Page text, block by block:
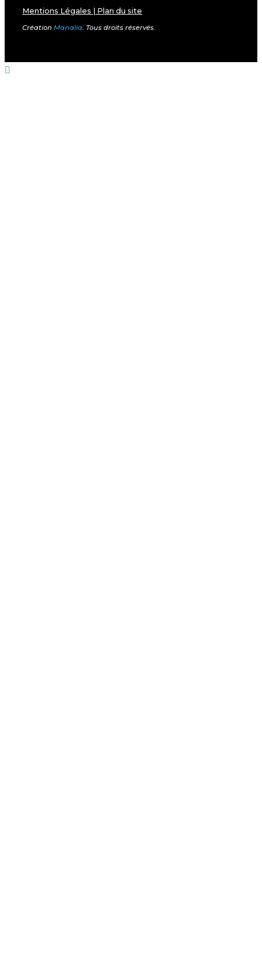
Mentions Légales Plan du site
Création Manalia. Tous droits réservés.